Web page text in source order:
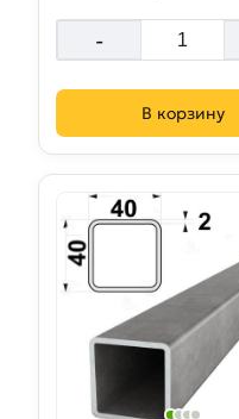
-
В корзину